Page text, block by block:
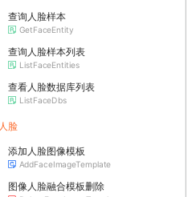
查询人脸样本
GetFaceEntity
查询人脸样本列表
ListFaceEntities
查看人脸数据库列表
ListFaceDbs
人脸
添加人脸图像模板
AddFaceImageTemplate
图像人脸融合模板删除